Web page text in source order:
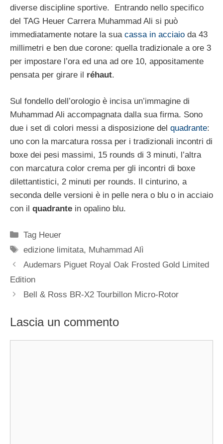
diverse discipline sportive. Entrando nello specifico
del TAG Heuer Carrera Muhammad Ali si può
immediatamente notare la sua cassa in acciaio da 43
millimetri e ben due corone: quella tradizionale a ore 3
per impostare l’ora ed una ad ore 10, appositamente
pensata per girare il réhaut.
Sul fondello dell’orologio è incisa un’immagine di
Muhammad Ali accompagnata dalla sua firma. Sono
due i set di colori messi a disposizione del quadrante:
uno con la marcatura rossa per i tradizionali incontri di
boxe dei pesi massimi, 15 rounds di 3 minuti, l’altra
con marcatura color crema per gli incontri di boxe
dilettantistici, 2 minuti per rounds. Il cinturino, a
seconda delle versioni è in pelle nera o blu o in acciaio
con il quadrante in opalino blu.
Categorie
Tag Heuer
Tag
edizione limitata, Muhammad Alì
Navigazione
articolo
Audemars Piguet Royal Oak Frosted Gold Limited
Edition
Bell & Ross BR‐X2 Tourbillon Micro-Rotor
Lascia un commento